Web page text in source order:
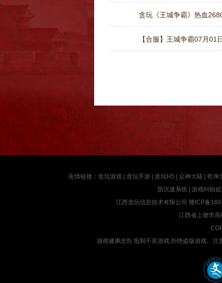
贪玩《王城争霸》热血
【合服】王城争霸07月01
友情链接： 贪玩游戏 贪玩手游 贪玩H5 众神大陆
乾坤
防沉迷系统| 游戏纠纷
江西贪玩信息技术有限公司 赣ICP备
江西省上饶市
游戏健康忠告:抵制不良游戏,拒绝盗版游戏。